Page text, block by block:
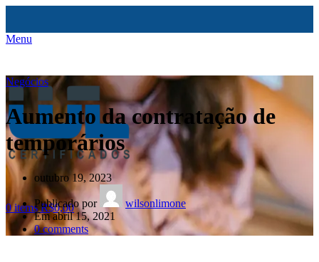
Menu
0items R$0,00
Negócios
Aumento da contratação de
temporários
outubro 19, 2023
Publicado por
wilsonlimone
Em abril 15, 2021
0 comments